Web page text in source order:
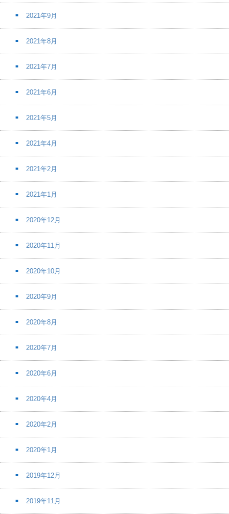
2021年9月
2021年8月
2021年7月
2021年6月
2021年5月
2021年4月
2021年2月
2021年1月
2020年12月
2020年11月
2020年10月
2020年9月
2020年8月
2020年7月
2020年6月
2020年4月
2020年2月
2020年1月
2019年12月
2019年11月